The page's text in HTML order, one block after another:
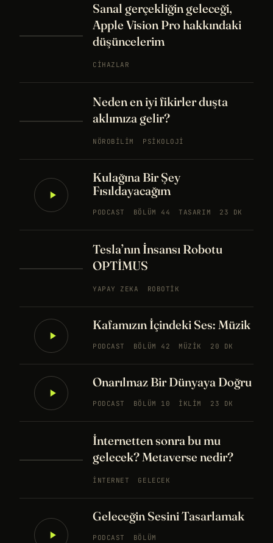
Sanal gerçekliğin geleceği,
Apple Vision Pro hakkındaki
düşüncelerim
CIHAZLAR
Neden en iyi fikirler duşta
aklımıza gelir?
NÖROBILIM PSIKOLOJI
Kulağına Bir Şey
Fısıldayacağım
PODCAST BÖLÜM 44 TASARIM 23 DK
Tesla’nın İnsansı Robotu
OPTİMUS
YAPAY ZEKA ROBOTIK
Kafamızın İçindeki Ses: Müzik
PODCAST BÖLÜM 42 MÜZIK 20 DK
Onarılmaz Bir Dünyaya Doğru
PODCAST BÖLÜM 10 İKLIM 23 DK
İnternetten sonra bu mu
gelecek? Metaverse nedir?
İNTERNET GELECEK
Geleceğin Sesini Tasarlamak
PODCAST BÖLÜM